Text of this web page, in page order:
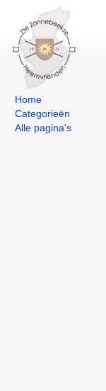
Home
Categorieën
Alle pagina's